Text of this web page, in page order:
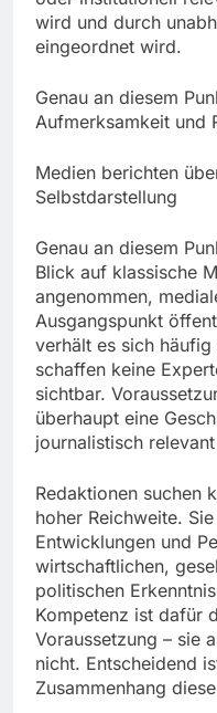
wird und durch
eingeordnet wird.
Genau an diesem
Aufmerksamkeit und
Medien berichten
Selbstdarstellung
Genau an diesem
Blick auf klassische
angenommen,
Ausgangspunkt
verhält es sich
schaffen keine
sichtbar.
überhaupt eine
journalistisch
Redaktionen suchen
hoher Reichweite.
Entwicklungen und
wirtschaftlichen,
politischen
Kompetenz ist dafür
Voraussetzung – sie
nicht. Entscheidend
Zusammenhang